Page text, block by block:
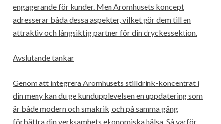
engagerande för kunder. Men Aromhusets koncept
adresserar båda dessa aspekter, vilket gör dem till en
attraktiv och långsiktig partner för din dryckessektion.
Avslutande tankar
Genom att integrera Aromhusets stilldrink-koncentrat i
din meny kan du ge kundupplevelsen en uppdatering som
är både modern och smakrik, och på samma gång
förbättra din verksamhets ekonomiska hälsa. Så varför